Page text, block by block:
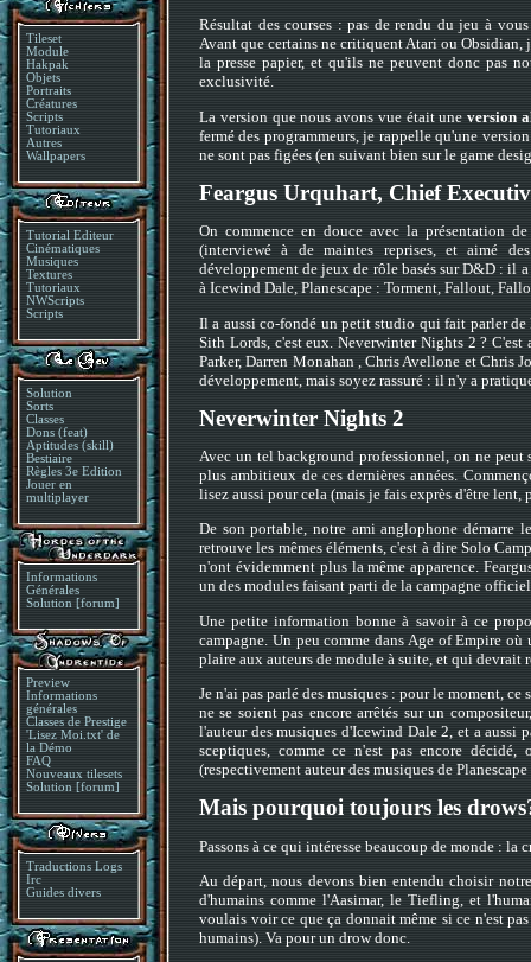
Tileset
Module
Hakpak
Objets
Portraits
Créatures
Scripts
Tutoriaux
Autres
Wallpapers
Tutorial Editeur
Cinématiques
Musiques
Textures
Tutoriaux
NWScripts
Scripts
Solution
Sorts
Classes
Dons (feat)
Aptitudes (skill)
Bestiaire
Règles 3e Edition
Jouer en
multiplayer
Informations
Générales
Solution [forum]
Preview
Informations
générales
Classes de Prestige
'Lisez Moi.txt' de
la Démo
FAQ
Nouveaux tilesets
Solution [forum]
Traductions Logs
Irc
Guides divers
Résultat des courses : pas de rendu du jeu à
Avant que certains ne critiquent Atari ou Obsidian,
la presse papier, et qu'ils ne peuvent donc pas
exclusivité.
La version que nous avons vue était uneversion
fermé des programmeurs, je rappelle qu'une
ne sont pas figées (en suivant bien sur le game
Feargus Urquhart, Chief
On commence en douce avec la présentation
(interviewé à de maintes reprises, et aimé
développement de jeux de rôle basés sur D&D : il
à Icewind Dale, Planescape : Torment, Fallout,
Il a aussi co-fondé un petit studio qui fait parler
Sith Lords, c'est eux. Neverwinter Nights 2 ?
Parker, Darren Monahan , Chris Avellone et Chris
développement, mais soyez rassuré : il n'y a
Neverwinter Nights 2
Avec un tel background professionnel, on ne
plus ambitieux de ces dernières années.
lisez aussi pour cela (mais je fais exprès d'être
De son portable, notre ami anglophone démarre
retrouve les mêmes éléments, c'est à dire Solo
n'ont évidemment plus la même apparence.
un des modules faisant parti de la campagne
Une petite information bonne à savoir à ce
campagne. Un peu comme dans Age of Empire
plaire aux auteurs de module à suite, et qui devrait
Je n'ai pas parlé des musiques : pour le moment,
ne se soient pas encore arrêtés sur un
l'auteur des musiques d'Icewind Dale 2, et a
sceptiques, comme ce n'est pas encore
(respectivement auteur des musiques de
Mais pourquoi toujours les
Passons à ce qui intéresse beaucoup de monde :
Au départ, nous devons bien entendu choisir
d'humains comme l'Aasimar, le Tiefling, et
voulais voir ce que ça donnait même si ce n'est
humains). Va pour un drow donc.